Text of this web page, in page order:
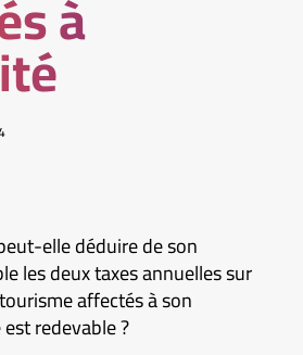
à
elle déduire de son
les deux taxes annuelles sur
affectés à son
redevable ?